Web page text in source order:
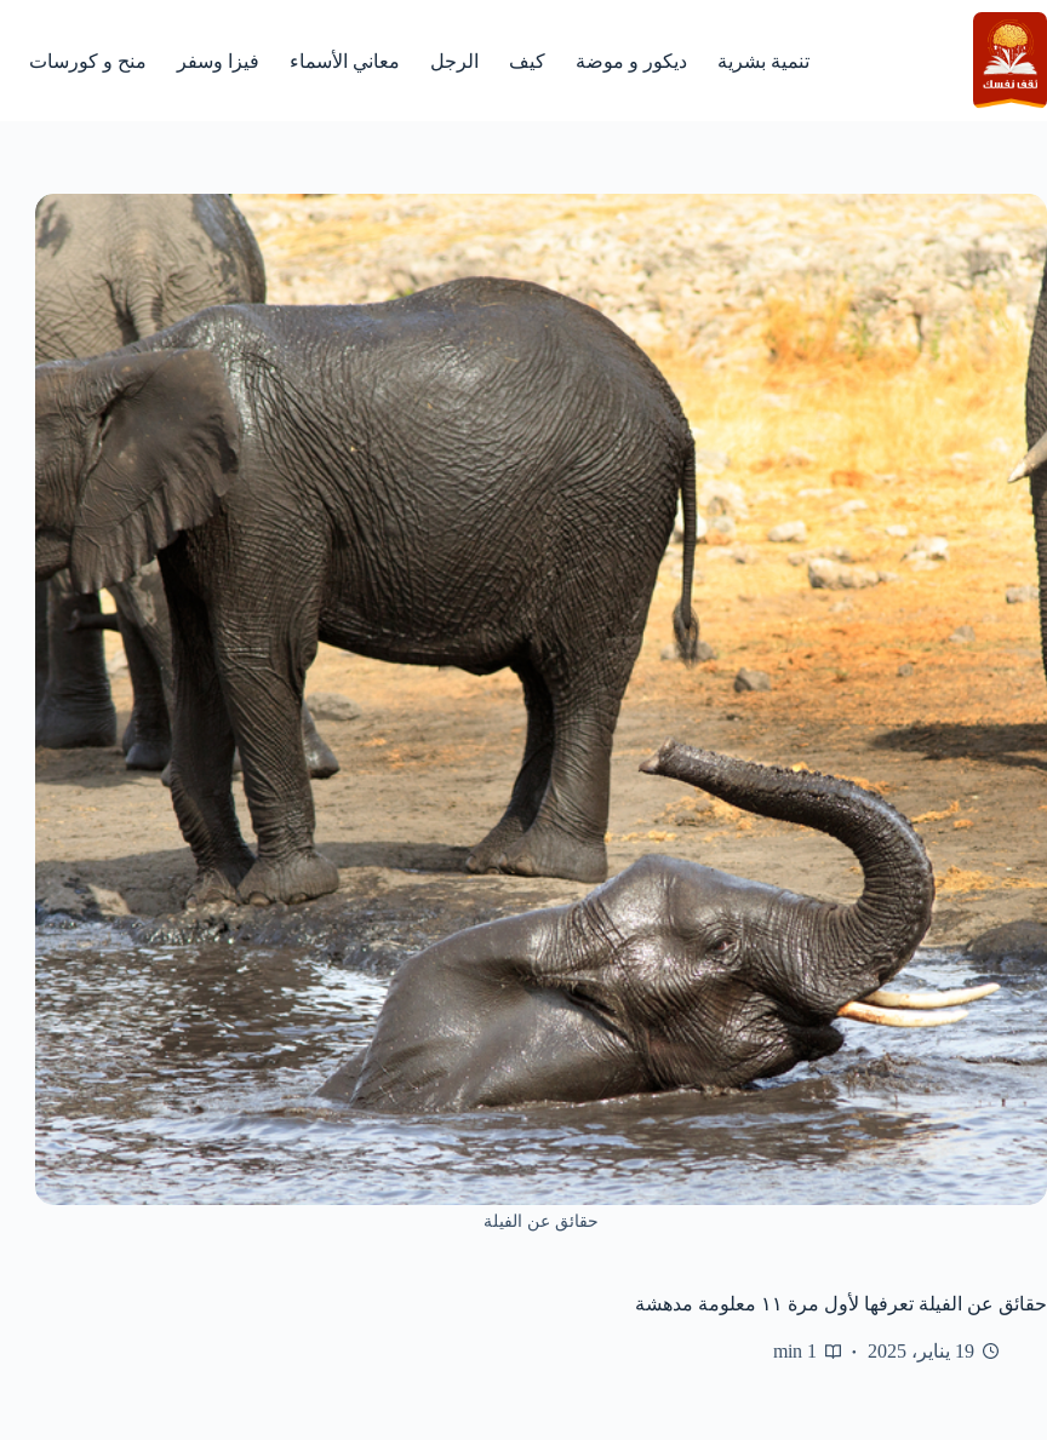
التجاوز
إلى
المحتوى
تنمية بشرية ديكور و موضة كيف الرجل معاني الأسماء فيزا وسفر منح و كورسات
حقائق عن الفيلة
حقائق عن الفيلة تعرفها لأول مرة ١١ معلومة مدهشة
19 يناير، 2025 1 min